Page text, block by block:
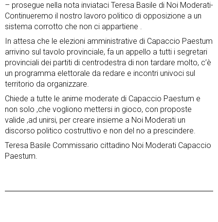
– prosegue nella nota inviataci Teresa Basile di Noi Moderati-
Continueremo il nostro lavoro politico di opposizione a un
sistema corrotto che non ci appartiene .
In attesa che le elezioni amministrative di Capaccio Paestum
arrivino sul tavolo provinciale, fa un appello a tutti i segretari
provinciali dei partiti di centrodestra di non tardare molto, c’è
un programma elettorale da redare e incontri univoci sul
territorio da organizzare.
Chiede a tutte le anime moderate di Capaccio Paestum e
non solo ,che vogliono mettersi in gioco, con proposte
valide ,ad unirsi, per creare insieme a Noi Moderati un
discorso politico costruttivo e non del no a prescindere.
Teresa Basile Commissario cittadino Noi Moderati Capaccio
Paestum.